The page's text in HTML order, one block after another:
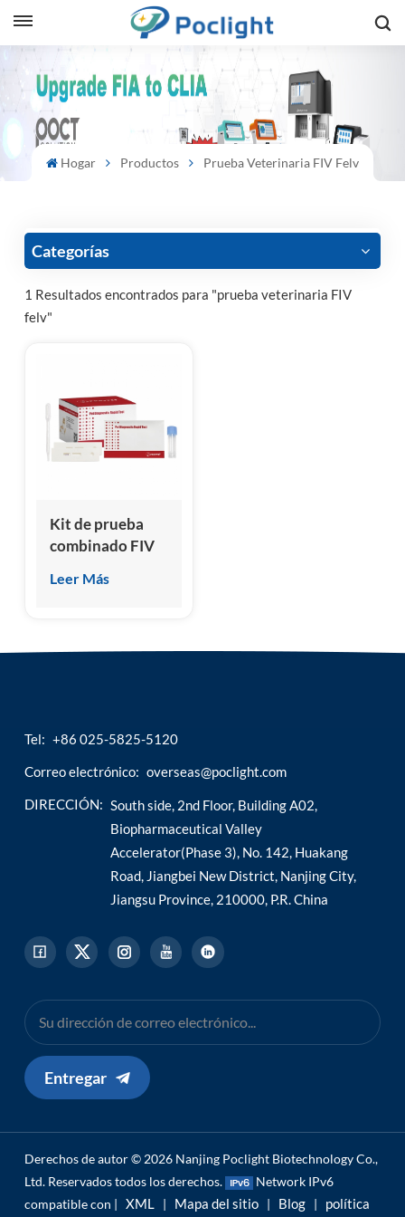
Hogar Productos Prueba Veterinaria FIV Felv
Categorías
1 Resultados encontrados para "prueba veterinaria FIV
felv"
Kit de prueba
combinado FIV
Leer Más
Tel: +86 025-5825-5120
Correo electrónico: overseas@poclight.com
DIRECCIÓN: South side, 2nd Floor, Building A02,
Biopharmaceutical Valley
Accelerator(Phase 3), No. 142, Huakang
Road, Jiangbei New District, Nanjing City,
Jiangsu Province, 210000, P.R. China
Entregar
Derechos de autor © 2026 Nanjing Poclight Biotechnology Co.,
Ltd. Reservados todos los derechos.
Network IPv6
compatible con | XML | Mapa del sitio | Blog | política